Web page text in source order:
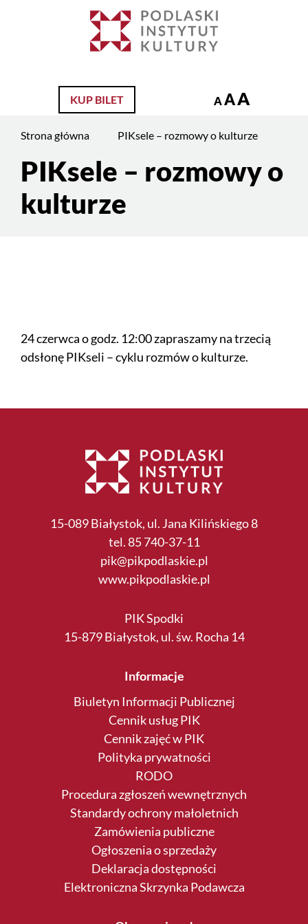
kulturze
KUP BILET AAA
Strona główna PIKsele – rozmowy o kulturze
Treść
stronyPIKsele – rozmowy o
kulturze
24 czerwca o godz. 12:00 zapraszamy na trzecią
odsłonę PIKseli – cyklu rozmów o kulturze.
15-089 Białystok, ul. Jana Kilińskiego 8
tel. 85 740-37-11
pik@pikpodlaskie.pl
www.pikpodlaskie.pl
PIK Spodki
15-879 Białystok, ul. św. Rocha 14
Informacje
Biuletyn Informacji Publicznej
Cennik usług PIK
Cennik zajęć w PIK
Polityka prywatności
RODO
Procedura zgłoszeń wewnętrznych
Standardy ochrony małoletnich
Zamówienia publiczne
Ogłoszenia o sprzedaży
Deklaracja dostępności
Elektroniczna Skrzynka Podawcza